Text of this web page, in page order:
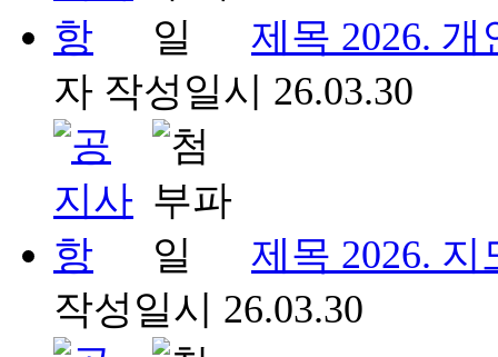
제목 2026.
자 작성일시 26.03.30
제목 2026.
작성일시 26.03.30